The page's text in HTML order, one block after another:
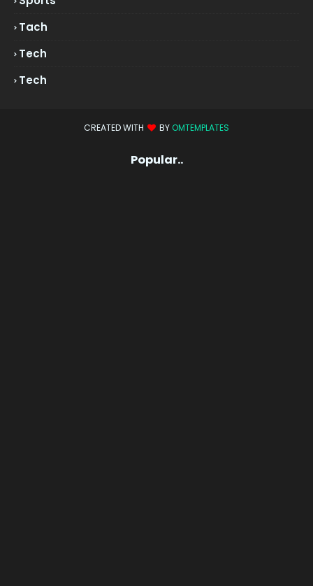
Tach
Tech
Tech
CREATED WITH BY OMTEMPLATES
Popular..